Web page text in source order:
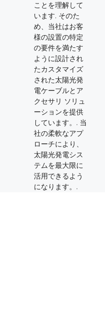
ことを理解して
います. そのた
め、当社はお客
様の設置の特定
の要件を満たす
ように設計され
たカスタマイズ
された太陽光発
電ケーブルとア
クセサリ ソリュ
ーションを提供
しています。. 当
社の柔軟なアプ
ローチにより、
太陽光発電シス
テムを最大限に
活用できるよう
になります。.